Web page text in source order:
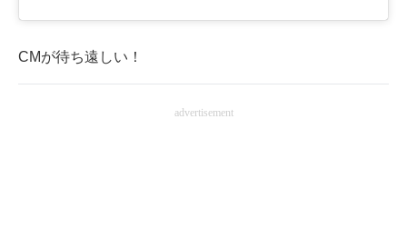
CMが待ち遠しい！
advertisement